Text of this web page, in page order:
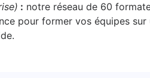
: notre réseau de 60
pour former vos équipes sur